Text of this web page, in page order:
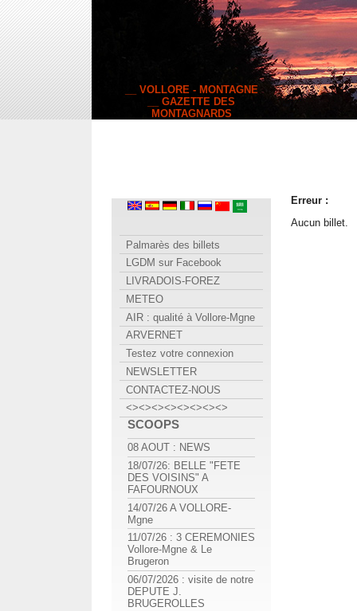
__ VOLLORE - MONTAGNE
__ GAZETTE DES
MONTAGNARDS
Erreur :
Aucun billet.
Palmarès des billets
LGDM sur Facebook
LIVRADOIS-FOREZ
METEO
AIR : qualité à Vollore-Mgne
ARVERNET
Testez votre connexion
NEWSLETTER
CONTACTEZ-NOUS
<><><><><><><><>
SCOOPS
08 AOUT : NEWS
18/07/26: BELLE "FETE
DES VOISINS" A
FAFOURNOUX
14/07/26 A VOLLORE-
Mgne
11/07/26 : 3 CEREMONIES
Vollore-Mgne & Le
Brugeron
06/07/2026 : visite de notre
DEPUTE J.
BRUGEROLLES